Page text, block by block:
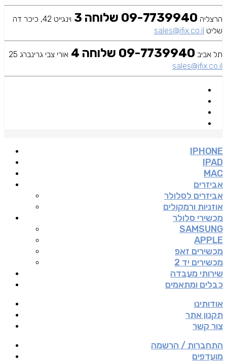
הרצליה 09-7739940 שלוחה 3
וינגייט 42, כיכר דה
שליט sales@ifix.co.il
תל אביב 09-7739940 שלוחה 4
אורי צבי גרינברג 25
sales@ifix.co.il
IPHONE
IPAD
MAC
אביזרים
אביזרים לסלולר
אוזניות ורמקולים
מכשירי סלולר
SAMSUNG
APPLE
מכשירים זאפ
מכשירים יד 2
שירותי מעבדה
כבלים ומתאמים
אודותינו
תקנון אתר
צור קשר
התחברות / הרשמה
מועדפים